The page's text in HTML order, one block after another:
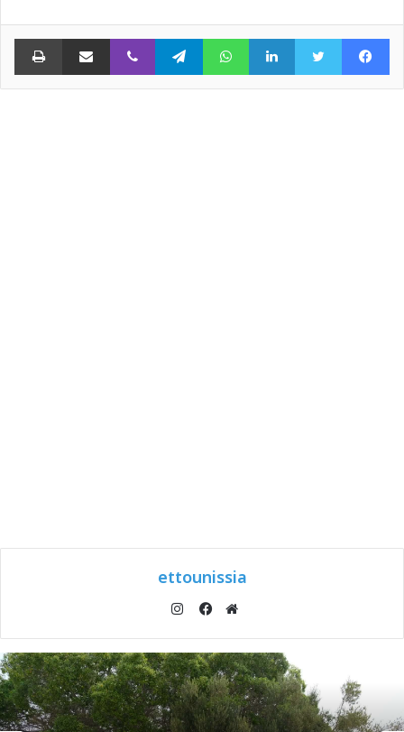
فيسبوك تويتر لينكدإن واتساب تيلقرام ڤايبر مشاركة عبر البريد
ettounissia
الويب